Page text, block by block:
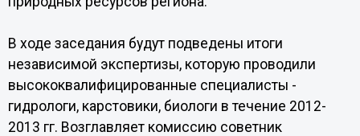
В ходе заседания будут подведены итоги
независимой экспертизы, которую проводили
высококвалифицированные специалисты -
гидрологи, карстовики, биологи в течение 2012-
2013 гг. Возглавляет комиссию советник